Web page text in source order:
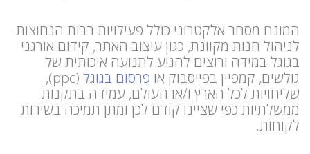
המונח מסחר אלקטרוני כולל פעילויות רבות הנחוצות
לניהול חנות מקוונת, כגון עיצוב האתר, קידום אורגני
בגוגל במידה ורוצים להגיע לתנועה איכותית של
גולשים, קמפיין בפייסבוק או פרסום בגוגל
(ppc),
שליחויות לכל הארץ ו/או העולם, עמידה בתקנות
ממשלתיות כפי שציינו קודם לכן ומתן תמיכה בשירות
לקוחות.